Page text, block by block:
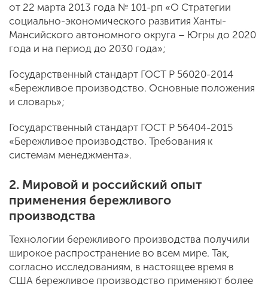
от 22 марта 2013 года № 101-рп «О Стратегии
социально-экономического развития Ханты-
Мансийского автономного округа – Югры до 2020
года и на период до 2030 года»;
Государственный стандарт ГОСТ Р 56020-2014
«Бережливое производство. Основные положения
и словарь»;
Государственный стандарт ГОСТ Р 56404-2015
«Бережливое производство. Требования к
системам менеджмента».
2. Мировой и российский опыт
применения бережливого
производства
Технологии бережливого производства получили
широкое распространение во всем мире. Так,
согласно исследованиям, в настоящее время в
США бережливое производство применяют более